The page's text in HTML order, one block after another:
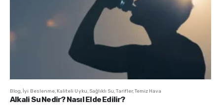
Blog, İyi Beslenme, Kaliteli Uyku, Sağlıklı Su,Tarifler,Temiz Hava
Alkali Su Nedir? Nasıl Elde Edilir?